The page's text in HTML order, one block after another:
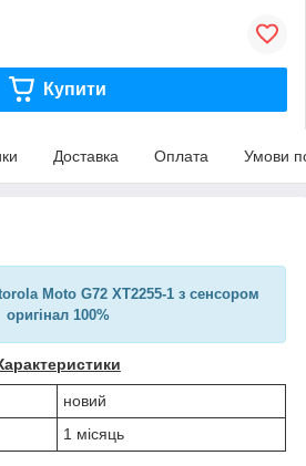
Купити
Доставка Оплата Умови
Moto G72 XT2255-1 з сенсором
оригінал 100%
новий
1 місяць